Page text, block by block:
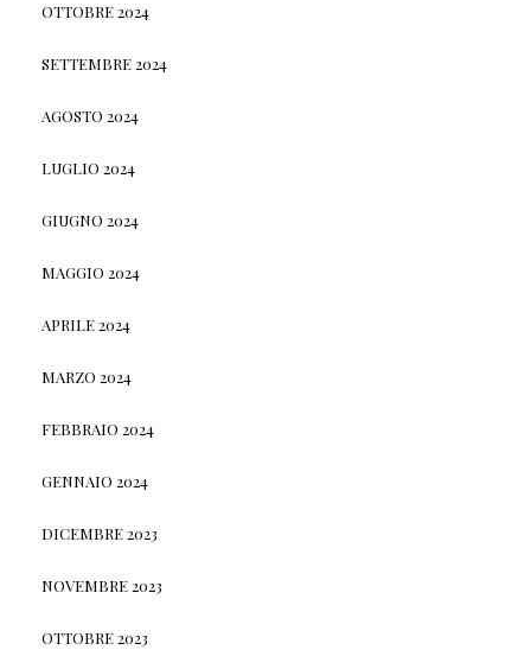
OTTOBRE 2024
SETTEMBRE 2024
AGOSTO 2024
LUGLIO 2024
GIUGNO 2024
MAGGIO 2024
APRILE 2024
MARZO 2024
FEBBRAIO 2024
GENNAIO 2024
DICEMBRE 2023
NOVEMBRE 2023
OTTOBRE 2023